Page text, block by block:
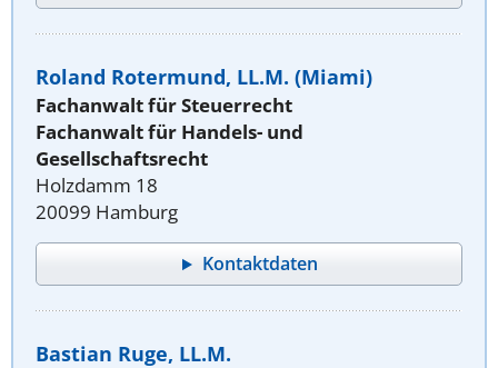
Roland Rotermund, LL.M. (Miami)
Fachanwalt für Steuerrecht
Fachanwalt für Handels- und
Gesellschaftsrecht
Holzdamm 18
20099 Hamburg
Kontaktdaten
Bastian Ruge, LL.M.